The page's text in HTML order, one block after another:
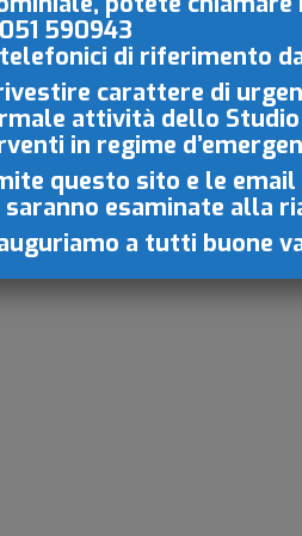
051 590943
telefonici di riferimento
carattere di
attività dello
in regime
questo sito e le
esaminate alla
a tutti buone